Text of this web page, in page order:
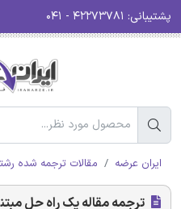
پشتیبانی:
ایران عرضه مقالات ترجمه شده